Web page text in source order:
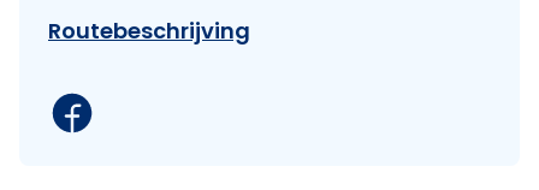
Routebeschrijving